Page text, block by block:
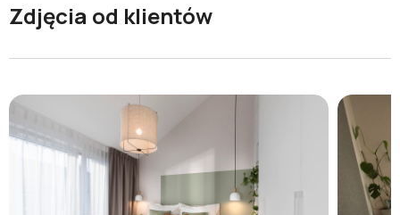
Zdjęcia od klientów